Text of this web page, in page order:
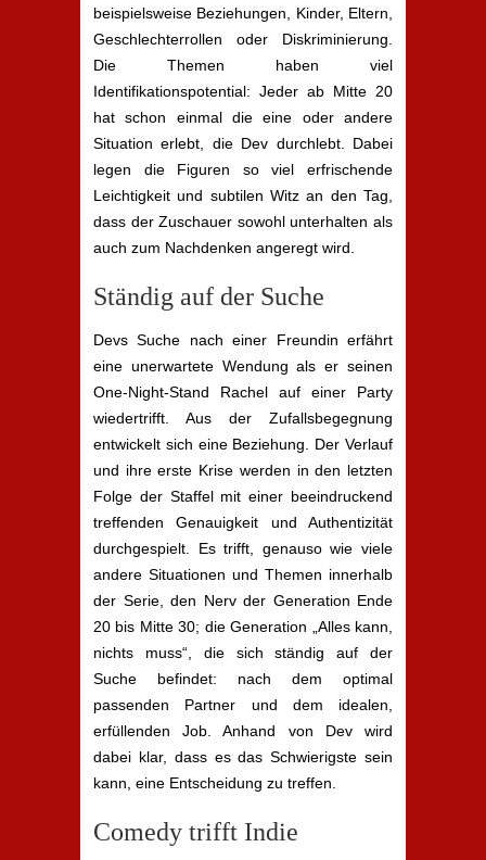
beispielsweise Beziehungen, Kinder, Eltern,
Geschlechterrollen oder Diskriminierung.
Die Themen haben viel
Identifikationspotential: Jeder ab Mitte 20
hat schon einmal die eine oder andere
Situation erlebt, die Dev durchlebt. Dabei
legen die Figuren so viel erfrischende
Leichtigkeit und subtilen Witz an den Tag,
dass der Zuschauer sowohl unterhalten als
auch zum Nachdenken angeregt wird.
Ständig auf der Suche
Devs Suche nach einer Freundin erfährt
eine unerwartete Wendung als er seinen
One-Night-Stand Rachel auf einer Party
wiedertrifft. Aus der Zufallsbegegnung
entwickelt sich eine Beziehung. Der Verlauf
und ihre erste Krise werden in den letzten
Folge der Staffel mit einer beeindruckend
treffenden Genauigkeit und Authentizität
durchgespielt. Es trifft, genauso wie viele
andere Situationen und Themen innerhalb
der Serie, den Nerv der Generation Ende
20 bis Mitte 30; die Generation „Alles kann,
nichts muss“, die sich ständig auf der
Suche befindet: nach dem optimal
passenden Partner und dem idealen,
erfüllenden Job. Anhand von Dev wird
dabei klar, dass es das Schwierigste sein
kann, eine Entscheidung zu treffen.
Comedy trifft Indie